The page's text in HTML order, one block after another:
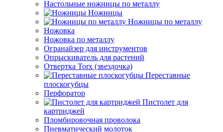
Настольные ножницы по металлу
Ножницы
Ножницы по металлу
Ножовка
Ножовка по металлу
Огранайзер для инструментов
Опрыскиватель для растений
Отвертка Torx (звездочка)
Переставные
плоскогубцы
Перфоратор
Пистолет для
картриджей
Пломбировочная проволока
Пневматический молоток